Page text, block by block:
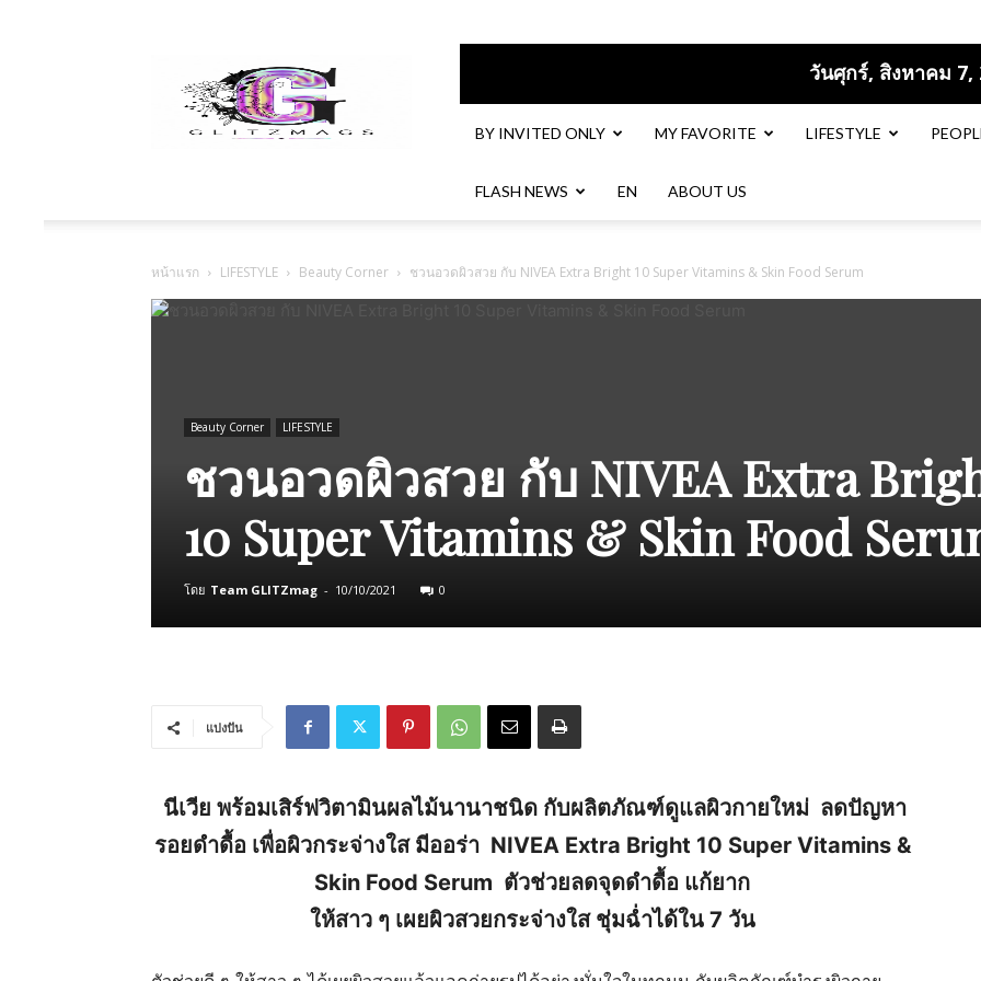
วันศุกร์, สิงหาคม 7,
BY INVITED ONLY MY FAVORITE LIFESTYLE
FLASH NEWS EN​ ABOUT US
หน้าแรก LIFESTYLE Beauty Corner ชวนอวดผิวสวย กับ NIVEA Extra Bright 10 Super Vitamins & Skin Food Serum
Beauty Corner LIFESTYLE
ชวนอวดผิวสวย กับ NIVEA Extra
10 Super Vitamins & Skin Food
โดย Team GLITZmag - 10/10/2021 0
แบ่งปัน
นีเวีย พร้อมเสิร์ฟวิตามินผลไม้นานาชนิด กับผลิตภัณฑ์ดูแลผิวกายใหม่ ลดปัญหา
รอยดำดื้อ เพื่อผิวกระจ่างใส มีออร่า NIVEA Extra Bright 10 Super Vitamins &
Skin Food Serum ตัวช่วยลดจุดดำดื้อ แก้ยาก
ให้สาว ๆ เผยผิวสวยกระจ่างใส ชุ่มฉ่ำได้ใน 7 วัน